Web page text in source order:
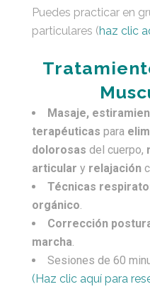
Puedes practicar en
particulares (haz clic
Masaje,
terapéuticas para
dolorosas del cuerpo,
articular y relajación
Técnicas
orgánico
Corrección
marcha
Sesiones de 60
(Haz clic aquí para